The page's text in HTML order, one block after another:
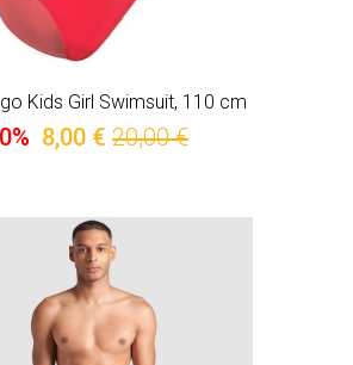
Kids Girl Swimsuit, 110 cm
8,00 € 20,00 €